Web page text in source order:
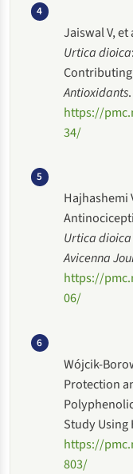
4
Jaiswal V,
Urtica dioica
Antioxidants.
https://
34/
5
Hajhashemi
Urtica dioica
Avicenna
https://
06/
6
Wójcik-
Protection
Study
https://
803/